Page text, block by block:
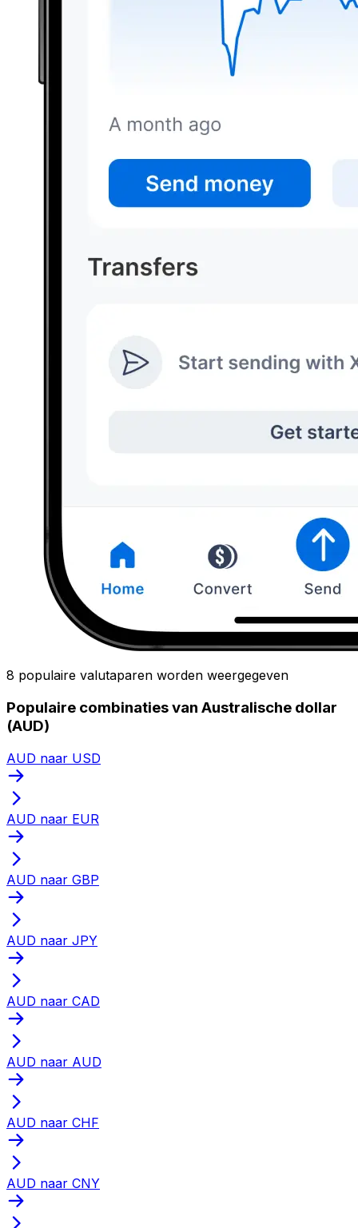
8 populaire valutaparen worden weergegeven
Populaire combinaties van Australische dollar
(AUD)
AUD naar USD
AUD naar EUR
AUD naar GBP
AUD naar JPY
AUD naar CAD
AUD naar AUD
AUD naar CHF
AUD naar CNY